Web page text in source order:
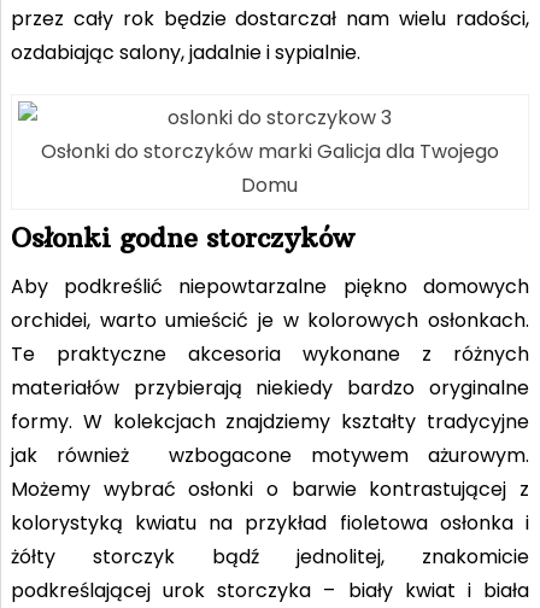
przez cały rok będzie dostarczał nam wielu radości,
ozdabiając salony, jadalnie i sypialnie.
Osłonki do storczyków marki Galicja dla Twojego
Domu
Osłonki godne storczyków
Aby podkreślić niepowtarzalne piękno domowych
orchidei, warto umieścić je w kolorowych osłonkach.
Te praktyczne akcesoria wykonane z różnych
materiałów przybierają niekiedy bardzo oryginalne
formy. W kolekcjach znajdziemy kształty tradycyjne
jak również wzbogacone motywem ażurowym.
Możemy wybrać osłonki o barwie kontrastującej z
kolorystyką kwiatu na przykład fioletowa osłonka i
żółty storczyk bądź jednolitej, znakomicie
podkreślającej urok storczyka – biały kwiat i biała